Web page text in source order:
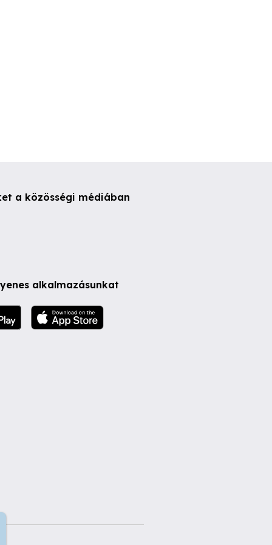
a közösségi médiában
alkalmazásunkat